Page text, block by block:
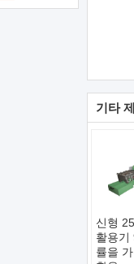
기타
신형
활용기
률을